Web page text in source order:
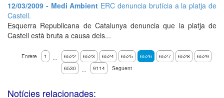
12/03/2009 - Medi Ambient ERC denuncia brutícia a la platja de
Castell.
Esquerra Republicana de Catalunya denuncia que la platja de
Castell està bruta a causa dels...
Enrere 1 … 6522 6523 6524 6525 6526 6527 6528
6529
6530
… 9114 Següent
Notícies relacionades: